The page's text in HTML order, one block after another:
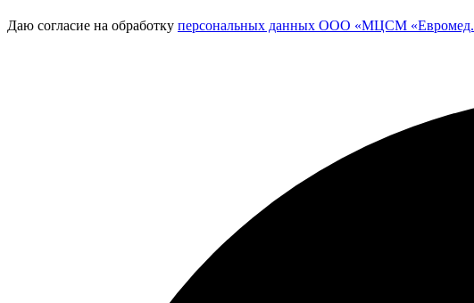
Даю согласие на обработку персональных данных ООО «МЦСМ «Евромед.